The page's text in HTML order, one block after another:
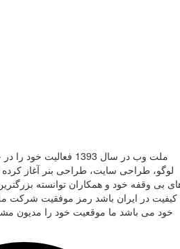
ملت وب در سال 1393
لوگو، طراحی سایت، طراحی بنر آغاز
بی وقفه خود و همکاران توانسته
کیفیت در ایران باشد رمز موفقیت شرکت
خود می باشد ما موقعیت خود را مدیون